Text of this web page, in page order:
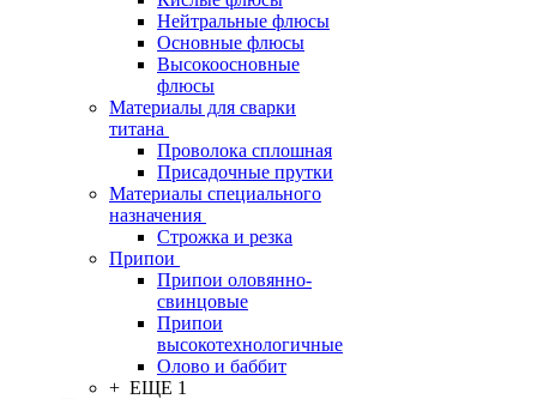
Нейтральные флюсы
Основные флюсы
Высокоосновные
флюсы
Материалы для сварки
титана
Проволока сплошная
Присадочные прутки
Материалы специального
назначения
Строжка и резка
Припои
Припои оловянно-
свинцовые
Припои
высокотехнологичные
Олово и баббит
+ ЕЩЕ 1